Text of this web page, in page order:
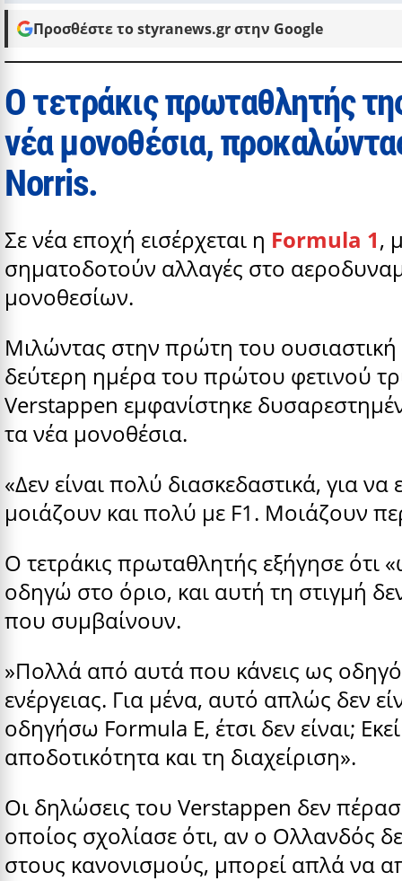
Προσθέστε το styranews.gr στην Google
Ο τετράκις πρωταθλητής
νέα μονοθέσια,
Norris.
Σε νέα εποχή εισέρχεται η Formula 1,
σηματοδοτούν αλλαγές στο
μονοθεσίων.
Μιλώντας στην πρώτη του
δεύτερη ημέρα του πρώτου φετινού
Verstappen εμφανίστηκε
τα νέα μονοθέσια.
«Δεν είναι πολύ διασκεδαστικά, για να
μοιάζουν και πολύ με F1. Μοιάζουν
Ο τετράκις πρωταθλητής εξήγησε
οδηγώ στο όριο, και αυτή τη στιγμή
που συμβαίνουν.
»Πολλά από αυτά που κάνεις ως
ενέργειας. Για μένα, αυτό απλώς δεν
οδηγήσω Formula E, έτσι δεν είναι;
αποδοτικότητα και τη διαχείριση».
Οι δηλώσεις του Verstappen δεν
οποίος σχολίασε ότι, αν ο Ολλανδός
στους κανονισμούς, μπορεί απλά να